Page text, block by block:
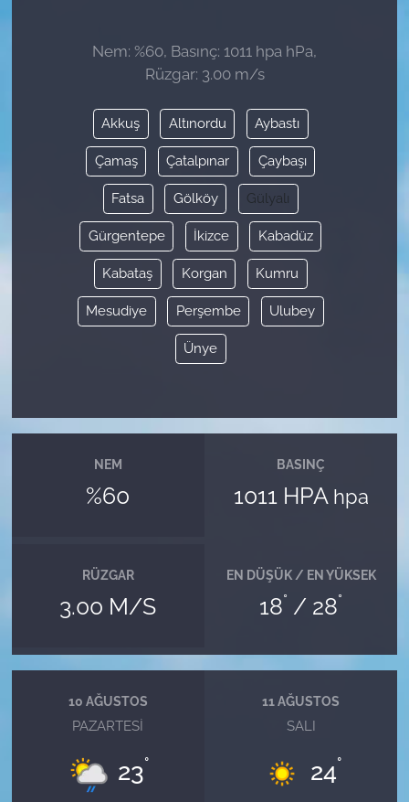
Nem: %60, Basınç: 1011 hpa hPa,
Rüzgar: 3.00 m/s
Akkuş Altınordu Aybastı
Çamaş Çatalpınar Çaybaşı
Fatsa Gölköy Gülyalı
Gürgentepe İkizce Kabadüz
Kabataş Korgan Kumru
Mesudiye Perşembe Ulubey
Ünye
NEM
%60
BASINÇ
1011 HPA hpa
RÜZGAR
3.00 M/S
EN DÜŞÜK / EN YÜKSEK
18° / 28°
10 AĞUSTOS
PAZARTESI
23°
11 AĞUSTOS
SALI
24°